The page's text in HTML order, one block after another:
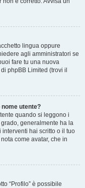
lingua oppure
agli amministratori se
fare tu una nuova
phpBB Limited (trovi il
utente?
quando si leggono i
generalmente ha la
hai scritto o il tuo
come avatar, che in
“Profilo” è possibile